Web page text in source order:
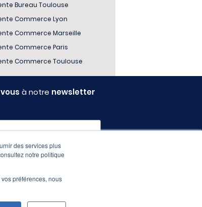
des services plus
notre politique
préférences, nous
Bureau Toulouse
Commerce Lyon
Commerce Marseille
Commerce Paris
Commerce Toulouse
à notre newsletter